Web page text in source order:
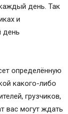
день. Так
и
день
определённую
какого-либо
грузчиков,
вас могут ждать